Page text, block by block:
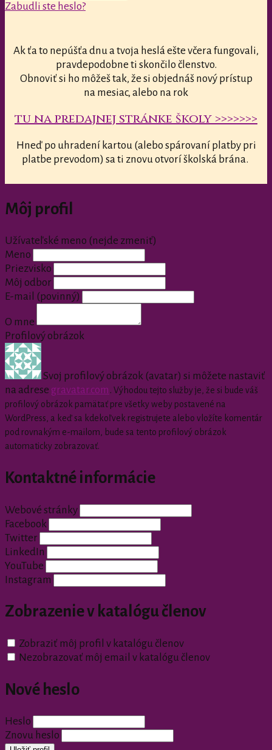
Zabudli ste heslo?
Ak ťa to nepúšťa dnu a tvoja heslá ešte včera fungovali,
pravdepodobne ti skončilo členstvo.
Obnoviť si ho môžeš tak, že si objednáš nový prístup
na mesiac, alebo na rok
tu na predajnej stránke školy >>>>>>>
Hneď po uhradení kartou (alebo spárovaní platby pri
platbe prevodom) sa ti znovu otvorí školská brána.
Môj profil
Užívateľské meno (nejde zmeniť)
Meno
Priezvisko
Môj odbor
E-mail
(povinný)
O mne
Profilový obrázok
Svoj profilový obrázok (avatar) si môžete nastaviť
na adrese gravatar.com . Výhodou tejto služby je, že si bude váš
profilový obrázok pamätať pre všetky weby postavené na
WordPress, a keď sa kdekoľvek registrujete alebo vložíte komentár
pod rovnakým e-mailom, bude sa tento profilový obrázok
automaticky zobrazovať.
Kontaktné informácie
Webové stránky
Facebook
Twitter
LinkedIn
YouTube
Instagram
Zobrazenie v katalógu členov
Zobraziť môj profil v katalógu členov
Nezobrazovať môj email v katalógu členov
Nové heslo
Heslo
Znovu heslo